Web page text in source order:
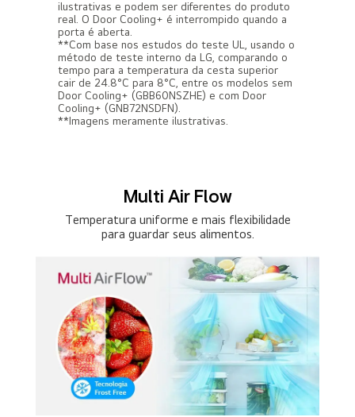
ilustrativas e podem ser diferentes do produto
real. O Door Cooling+ é interrompido quando a
porta é aberta.
**Com base nos estudos do teste UL, usando o
método de teste interno da LG, comparando o
tempo para a temperatura da cesta superior
cair de 24.8°C para 8°C, entre os modelos sem
Door Cooling+ (GBB60NSZHE) e com Door
Cooling+ (GNB72NSDFN).
**Imagens meramente ilustrativas.
Multi Air Flow
Temperatura uniforme e mais flexibilidade
para guardar seus alimentos.